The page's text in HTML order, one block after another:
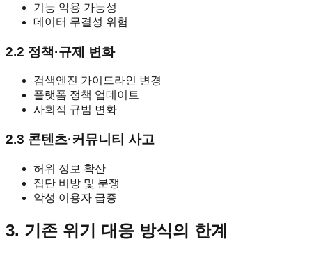
기능 악용 가능성
데이터 무결성 위험
2.2 정책·규제 변화
검색엔진 가이드라인 변경
플랫폼 정책 업데이트
사회적 규범 변화
2.3 콘텐츠·커뮤니티 사고
허위 정보 확산
집단 비방 및 분쟁
악성 이용자 급증
3. 기존 위기 대응 방식의 한계